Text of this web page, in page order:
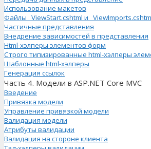
Использование макетов
Файлы _ViewStart.cshtml и
Частичные представления
Внедрение зависимостей в представления
Html-хэлперы элементов форм
Строго типизированные html-хэлперы
Шаблонные html-хэлперы
Генерация ссылок
Часть 4. Модели в ASP.NET Core MVC
Введение
Привязка модели
Управление привязкой модели
Валидация модели
Атрибуты валидации
Валидация на стороне клиента